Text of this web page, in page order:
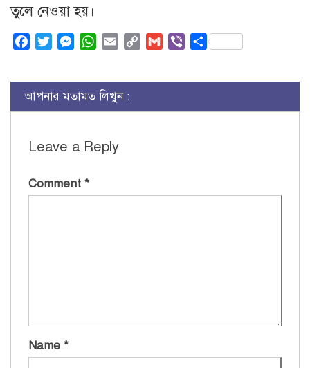
তুলে নেওয়া হয়।
FacebookTwitterMessenger
WhatsApp
Email
Copy
Gmail ViberShare
আপনার মতামত লিখুন :
Leave a Reply
Comment *
Name *